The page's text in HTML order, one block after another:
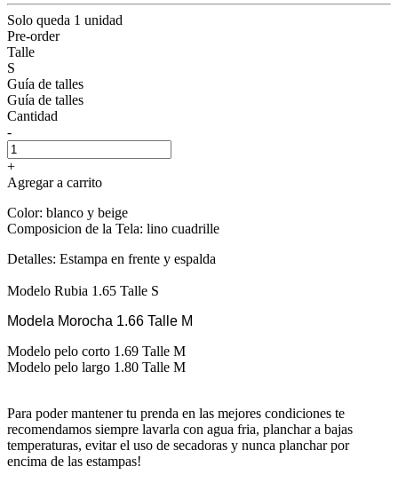
Solo queda 1 unidad
Pre-order
Talle
S
Guía de talles
Guía de talles
Cantidad
-
+
Agregar a carrito
Color: blanco y beige
Composicion de la Tela: lino cuadrille
Detalles: Estampa en frente y espalda
Modelo Rubia 1.65 Talle S
Modela Morocha 1.66 Talle M
Modelo pelo corto 1.69 Talle M
Modelo pelo largo 1.80 Talle M
Para poder mantener tu prenda en las mejores condiciones te
recomendamos siempre lavarla con agua fria, planchar a bajas
temperaturas, evitar el uso de secadoras y nunca planchar por
encima de las estampas!